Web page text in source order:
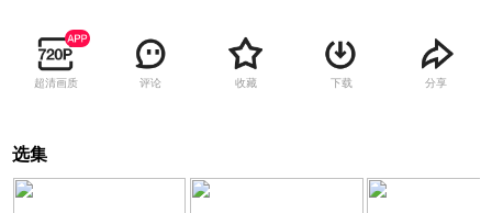
超清画质 评论 收藏 下载 分享
选集